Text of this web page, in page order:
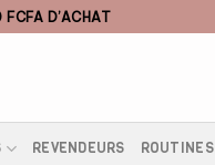
D’ACHAT
REVENDEURS ROUTINES